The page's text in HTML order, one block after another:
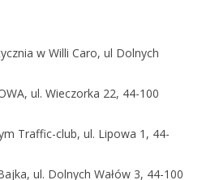
w Willi Caro, ul Dolnych
ul. Wieczorka 22, 44-100
Traffic-club, ul. Lipowa 1, 44-
ul. Dolnych Wałów 3, 44-100